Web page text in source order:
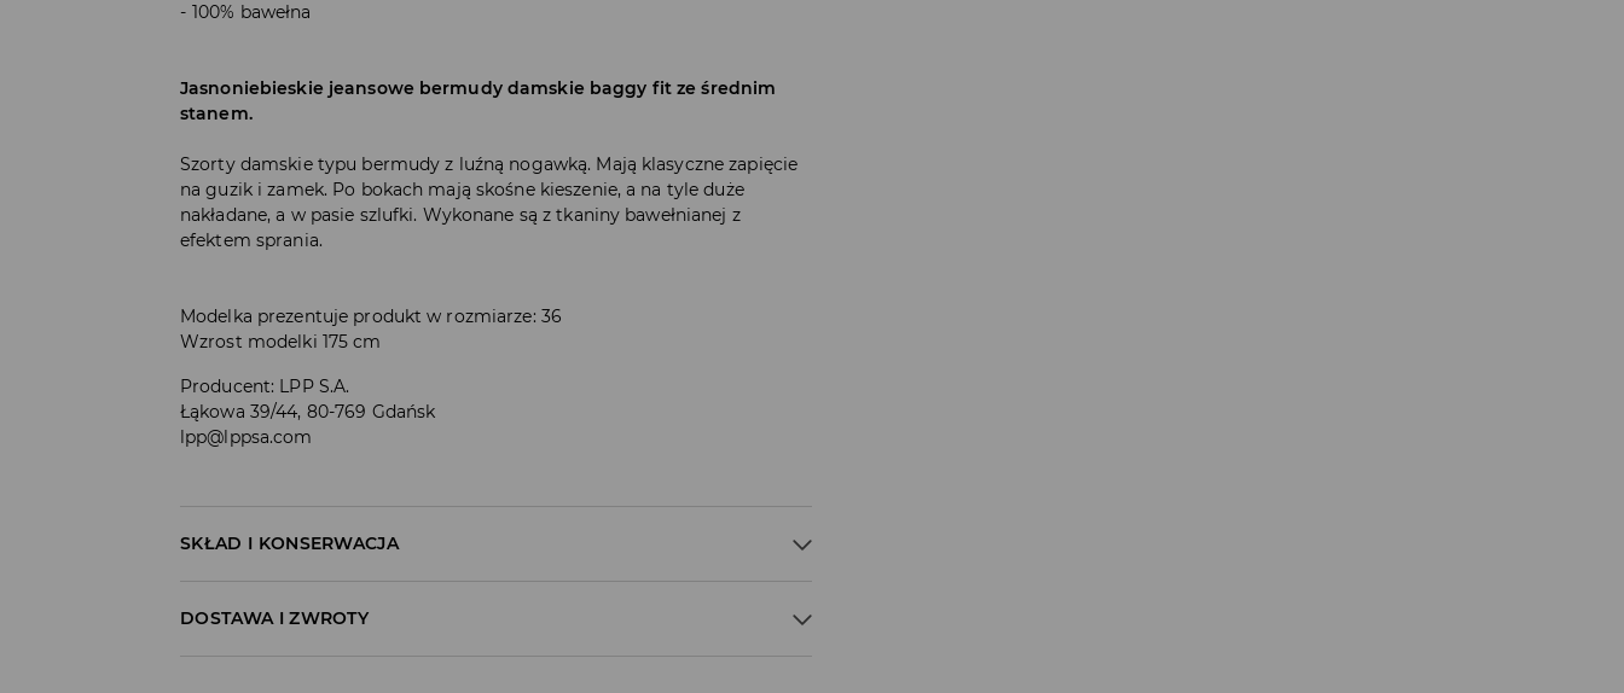
100% bawełna
Jasnoniebieskie jeansowe bermudy damskie baggy fit ze średnim
stanem.
Szorty damskie typu bermudy z luźną nogawką. Mają klasyczne zapięcie
na guzik i zamek. Po bokach mają skośne kieszenie, a na tyle duże
nakładane, a w pasie szlufki. Wykonane są z tkaniny bawełnianej z
efektem sprania.
Modelka prezentuje produkt w rozmiarze: 36
Wzrost modelki 175 cm
Producent: LPP S.A.
Łąkowa 39/44, 80-769 Gdańsk
lpp@lppsa.com
SKŁAD I KONSERWACJA
MATERIAŁ PIERWSZY: 100% BAWEŁNA
DOSTAWA I ZWROTY